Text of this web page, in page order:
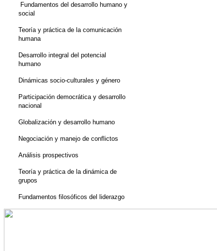
Fundamentos del desarrollo humano y
social
Teoría y práctica de la comunicación
humana
Desarrollo integral del potencial
humano
Dinámicas socio-culturales y género
Participación democrática y desarrollo
nacional
Globalización y desarrollo humano
Negociación y manejo de conflictos
Análisis prospectivos
Teoría y práctica de la dinámica de
grupos
Fundamentos filosóficos del liderazgo